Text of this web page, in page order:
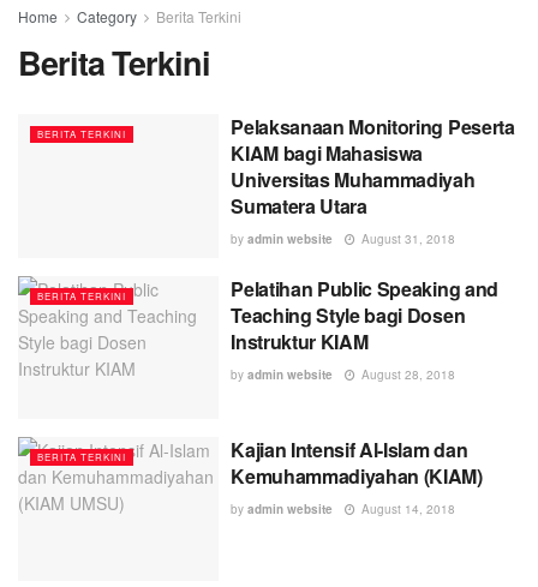
Home Category Berita Terkini
Berita Terkini
BERITA TERKINI
Pelaksanaan Monitoring Peserta
KIAM bagi Mahasiswa
Universitas Muhammadiyah
Sumatera Utara
by admin website August 31, 2018
BERITA TERKINI
Pelatihan Public Speaking and
Teaching Style bagi Dosen
Instruktur KIAM
by admin website August 28, 2018
BERITA TERKINI
Kajian Intensif Al-Islam dan
Kemuhammadiyahan (KIAM)
by admin website August 14, 2018